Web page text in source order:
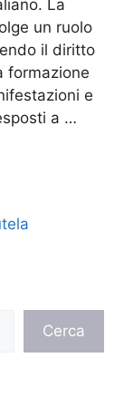
La
un ruolo
il diritto
formazione
e
a …
Cerca